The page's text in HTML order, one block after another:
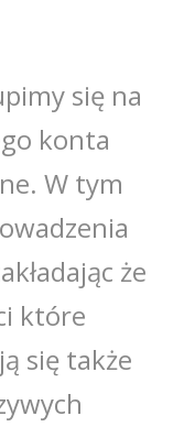
się na
konta
W tym
że
które
się także